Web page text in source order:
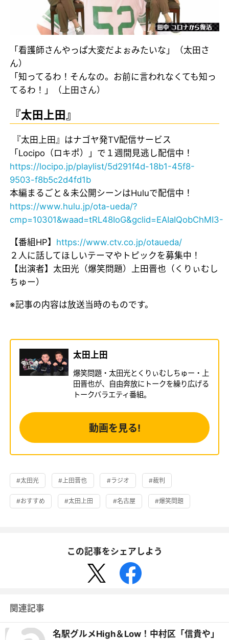
「看護師さんやっぱ大変だよぉみたいな」（太田さ
ん）
「知ってるわ！そんなの。お前に言われなくても知っ
てるわ！」（上田さん）
『太田上田』
『太田上田』はナゴヤ発TV配信サービス
「Locipo（ロキポ）」で１週間見逃し配信中！
https://locipo.jp/playlist/5d291f4d-18b1-45f8-
9503-f8b5c2d4fd1b
本編まるごと＆未公開シーンはHuluで配信中！
https://www.hulu.jp/ota-ueda/?
cmp=10301&waad=tRL48IoG&gclid=EAIaIQobChMI3-
【番組HP】 https://www.ctv.co.jp/otaueda/
２人に話してほしいテーマやトピックを募集中！
【出演者】太田光（爆笑問題）上田晋也（くりぃむし
ちゅー）
※記事の内容は放送当時のものです。
太田上田
爆笑問題・太田光とくりぃむしちゅー・上
田晋也が、自由奔放にトークを繰り広げる
トークバラエティ番組。
動画を見る!
#太田光 #上田晋也 #ラジオ #裁判
#おすすめ #太田上田 #名古屋 #爆笑問題
この記事をシェアしよう
関連記事
名駅グルメHigh＆Low！中村区「信貴や」